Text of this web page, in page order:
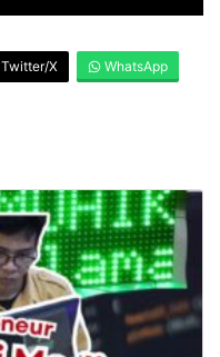
Twitter/X WhatsApp